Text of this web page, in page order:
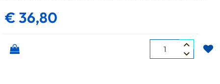
€ 36,80
Quantità